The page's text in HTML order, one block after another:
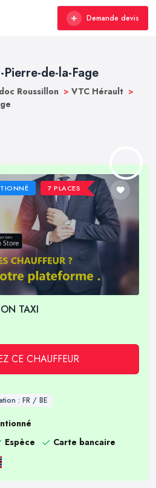
Demande devis
de-la-Fage
Roussillon > VTC Hérault >
7 PLACES
TAXI
CE CHAUFFEUR
: FR / BE
Espèce
Carte bancaire